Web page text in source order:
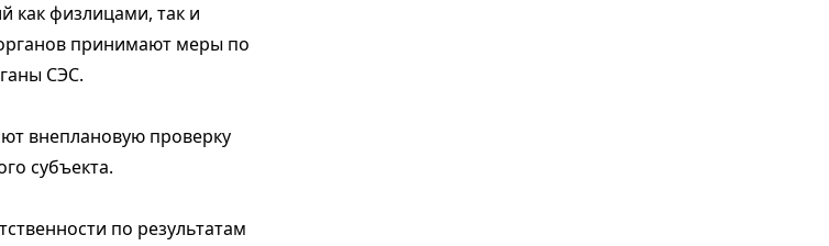
как физлицами, так и
принимают меры по
СЭС.
внеплановую проверку
субъекта.
по результатам